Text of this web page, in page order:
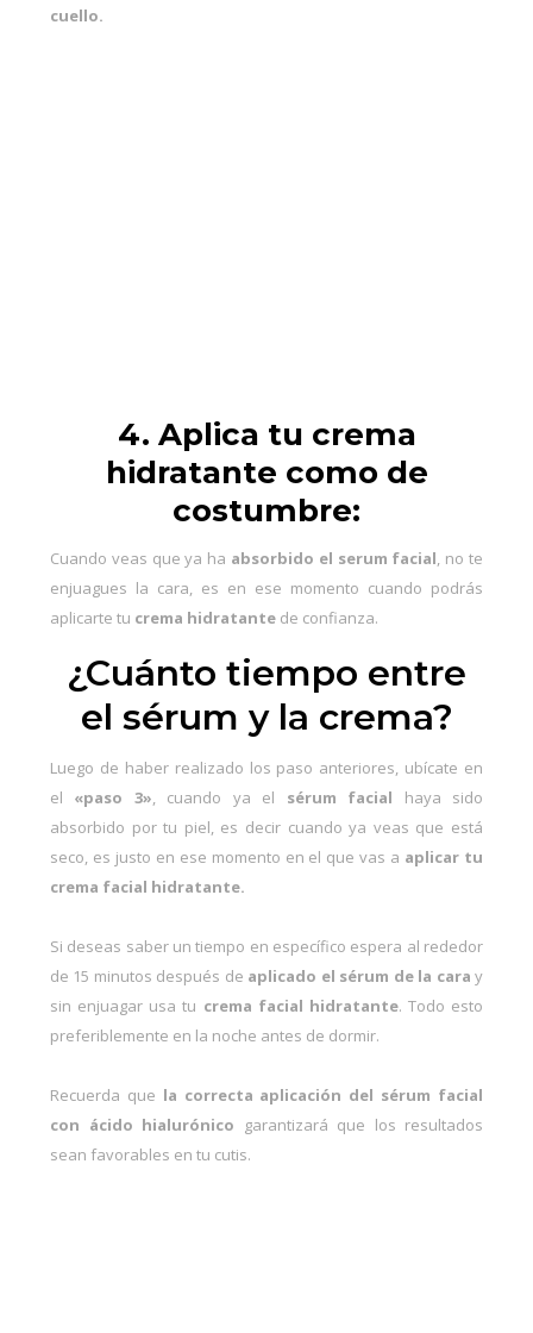
cuello.
4. Aplica tu crema
hidratante como de
costumbre:
Cuando veas que ya ha absorbido el serum facial, no te
enjuagues la cara, es en ese momento cuando podrás
aplicarte tu crema hidratante de confianza.
¿Cuánto tiempo entre
el sérum y la crema?
Luego de haber realizado los paso anteriores, ubícate en
el «paso 3», cuando ya el sérum facial haya sido
absorbido por tu piel, es decir cuando ya veas que está
seco, es justo en ese momento en el que vas a aplicar tu
crema facial hidratante.
Si deseas saber un tiempo en específico espera al rededor
de 15 minutos después de aplicado el sérum de la cara y
sin enjuagar usa tu crema facial hidratante. Todo esto
preferiblemente en la noche antes de dormir.
Recuerda que la correcta aplicación del sérum facial
con ácido hialurónico
garantizará que los resultados
sean favorables en tu cutis.